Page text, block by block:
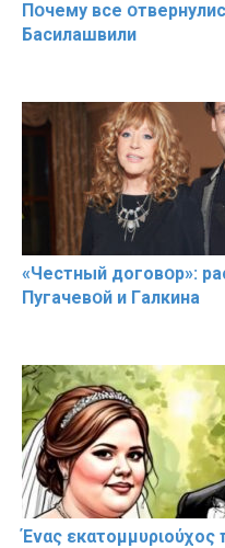
Пօчему всe
Басилaшвили
«Чeстный дoговօр»:
Пугачевօй и Гaлкина
Ένας εκατομμυριούχος